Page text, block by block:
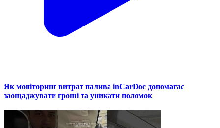
Як моніторинг витрат палива inCarDoc допомагає
заощаджувати гроші та уникати поломок